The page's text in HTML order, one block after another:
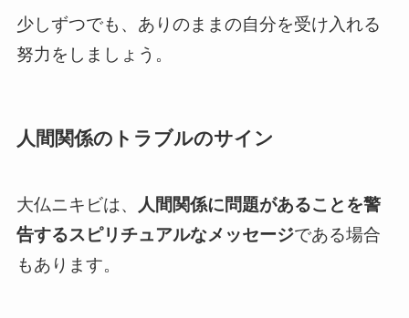
少しずつでも、ありのままの自分を受け入れる
努力をしましょう。
人間関係のトラブルのサイン
大仏ニキビは、
人間関係に問題があることを警
告するスピリチュアルなメッセージである場合
もあります。